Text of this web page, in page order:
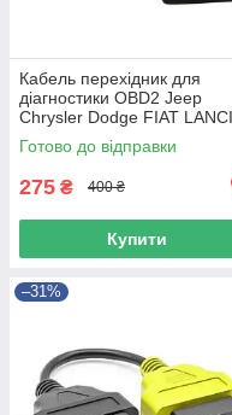
Кабель перехідник для
діагностики OBD2 Jeep
Chrysler Dodge FIAT
Червоний 1 шт.
Готово до відправки
275 ₴ 400 ₴
Купити
–31%